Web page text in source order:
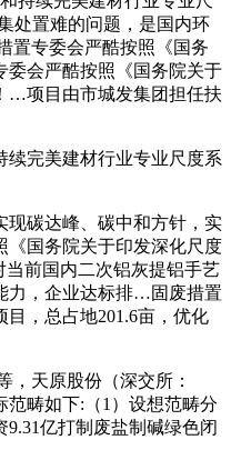
处置难的问题，是国内环
置专委会严酷按照《国务
委会严酷按照《国务院关于
…项目由市城发集团担任扶
完美建材行业专业尺度系
碳达峰、碳中和方针，实
国务院关于印发深化尺度
前国内二次铝灰提铝手艺
力，企业达标排…固废措置
，总占地201.6亩，优化
天原股份（深交所：
畴如下:（1）设想范畴分
亿打制废盐制碱绿色闭